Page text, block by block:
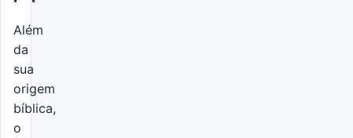
Além
da
sua
origem
bíblica,
o